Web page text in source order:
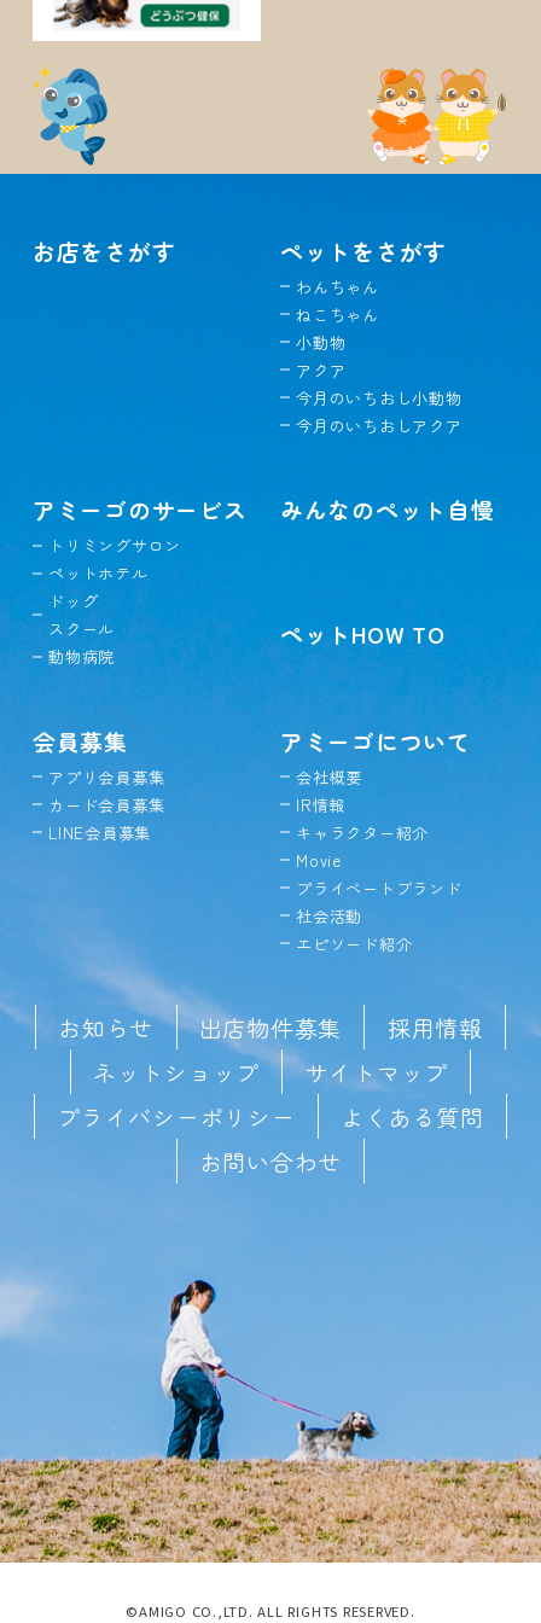
お店をさがす ペットをさがす
わんちゃん
ねこちゃん
小動物
アクア
今月のいちおし小動物
今月のいちおしアクア
アミーゴのサービス
トリミングサロン
ペットホテル
ドッグ
スクール
動物病院
みんなのペット自慢
ペットHOW TO
会員募集
アプリ会員募集
カード会員募集
LINE会員募集
アミーゴについて
会社概要
IR情報
キャラクター紹介
Movie
プライベートブランド
社会活動
エピソード紹介
お知らせ 出店物件募集
採用情報
ネットショップ
サイトマップ
プライバシーポリシー
よくある質問
お問い合わせ
©AMIGO CO.,LTD. ALL RIGHTS RESERVED.